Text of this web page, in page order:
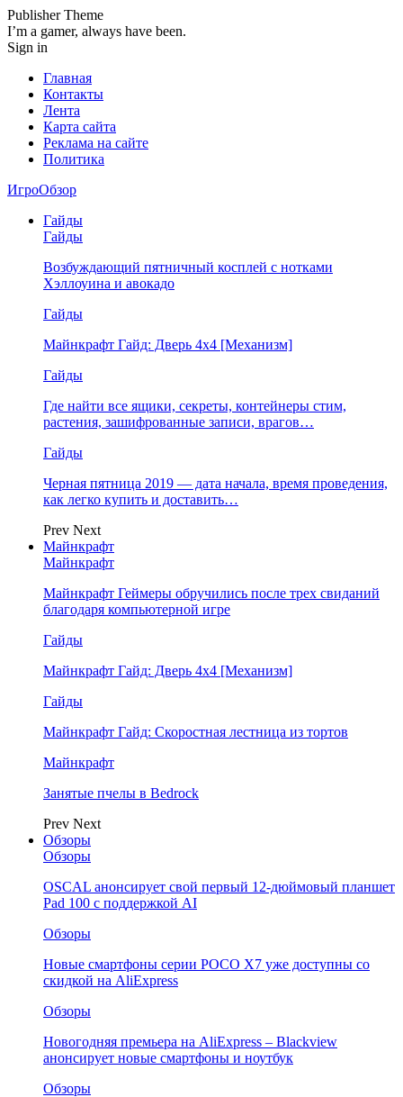
Publisher Theme
I’m a gamer, always have been.
Sign in
Главная
Контакты
Лента
Карта сайта
Реклама на сайте
Политика
ИгроОбзор
Гайды
Гайды
Возбуждающий пятничный косплей с нотками
Хэллоуина и авокадо
Гайды
Майнкрафт Гайд: Дверь 4х4 [Механизм]
Гайды
Где найти все ящики, секреты, контейнеры стим,
растения, зашифрованные записи, врагов…
Гайды
Черная пятница 2019 — дата начала, время проведения,
как легко купить и доставить…
Prev Next
Майнкрафт
Майнкрафт
Майнкрафт Геймеры обручились после трех свиданий
благодаря компьютерной игре
Гайды
Майнкрафт Гайд: Дверь 4х4 [Механизм]
Гайды
Майнкрафт Гайд: Скоростная лестница из тортов
Майнкрафт
Занятые пчелы в Bedrock
Prev Next
Обзоры
Обзоры
OSCAL анонсирует свой первый 12-дюймовый планшет
Pad 100 с поддержкой AI
Обзоры
Новые смартфоны серии POCO X7 уже доступны со
скидкой на AliExpress
Обзоры
Новогодняя премьера на AliExpress – Blackview
анонсирует новые смартфоны и ноутбук
Обзоры